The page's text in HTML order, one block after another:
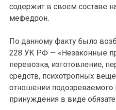
содержит в своем составе
мефедрон.
По данному факту было
228 УК РФ — «Незаконные
перевозка, изготовление,
средств, психотропных
отношении подозреваемого
принуждения в виде